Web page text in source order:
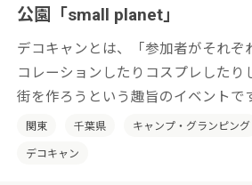
公園「small planet」
デコキャンとは、「参加者がそれぞ
コレーションしたりコスプレしたり
街を作ろうという趣旨のイベントで
の土地の特性を活かした「デコキャ
たいと考えております。
関東 千葉県 キャンプ・グランピング
デコキャン